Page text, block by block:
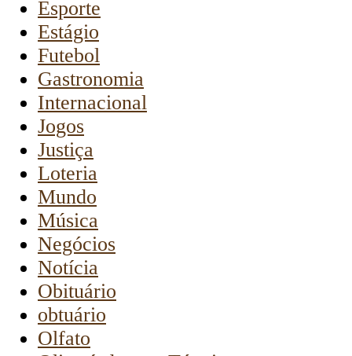
Esporte
Estágio
Futebol
Gastronomia
Internacional
Jogos
Justiça
Loteria
Mundo
Música
Negócios
Notícia
Obituário
obtuário
Olfato